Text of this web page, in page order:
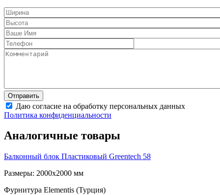
Даю согласие на обработку персональных данных
Политика конфиденциальности
Аналогичные товары
Балконный блок Пластиковый Greentech 58
Размеры: 2000x2000 мм
Фурнитура Elementis (Турция)